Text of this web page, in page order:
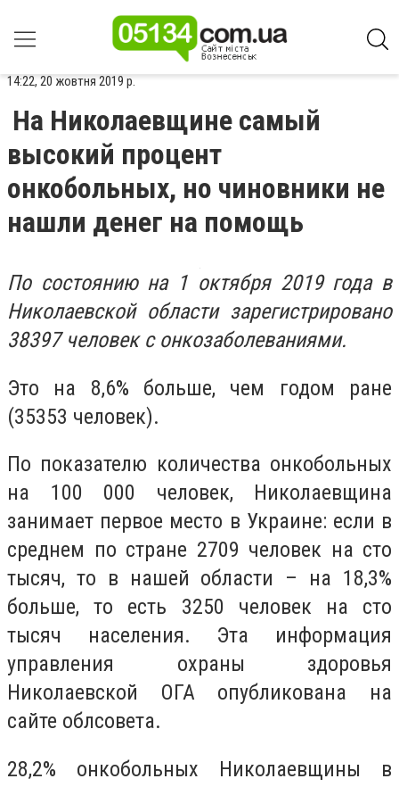
14:22, 20 жовтня 2019 р.
На Николаевщине самый
высокий процент
онкобольных, но чиновники не
нашли денег на помощь
По состоянию на 1 октября 2019 года в
Николаевской области зарегистрировано
38397 человек с онкозаболеваниями.
Это на 8,6% больше, чем годом ране
(35353 человек).
По показателю количества онкобольных
на 100 000 человек, Николаевщина
занимает первое место в Украине: если в
среднем по стране 2709 человек на сто
тысяч, то в нашей области – на 18,3%
больше, то есть 3250 человек на сто
тысяч населения. Эта информация
управления охраны здоровья
Николаевской ОГА опубликована на
сайте облсовета.
28,2% онкобольных Николаевщины в